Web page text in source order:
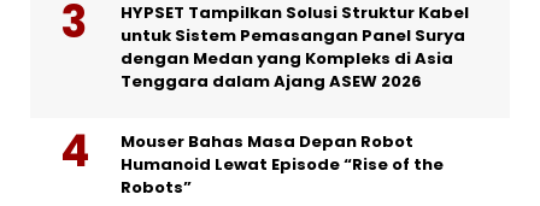
HYPSET Tampilkan Solusi Struktur Kabel
untuk Sistem Pemasangan Panel Surya
dengan Medan yang Kompleks di Asia
Tenggara dalam Ajang ASEW 2026
Mouser Bahas Masa Depan Robot
Humanoid Lewat Episode “Rise of the
Robots”